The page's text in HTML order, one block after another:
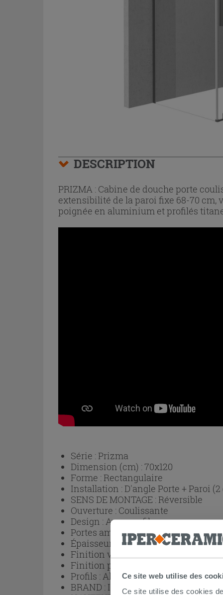
Ce site web utilise des
Ce site utilise des cookies
DESCRIPTION
PRIZMA : Cabine de douche porte
extensibilité de la paroi fixe 68-70
poignée en aluminium et profilés
Série :Prizma
Dimension (cm) :70x120
Forme :Rectangulaire
Installation :D'angle Porte + Paroi (2
SENS DE MONTAGE :Réversible
Ouverture : Coulissante
Design :Avec profils
Portes amovibles pour un nettoyage
Épaisseur verre :6 mm
Finition verre :
Finition profils :
Profils :Aluminium
BRAND : IPERCERAMICA